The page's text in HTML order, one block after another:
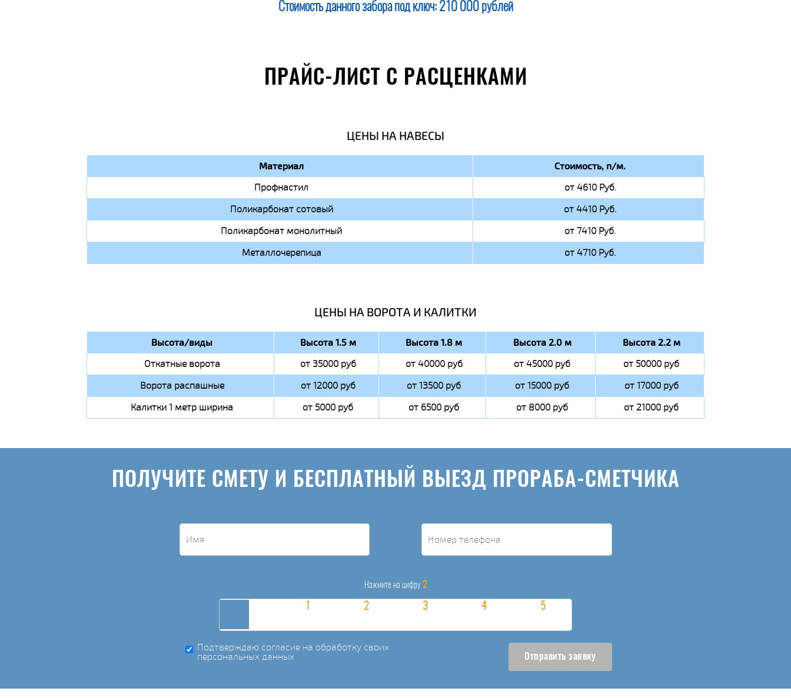
Стоимость данного забора под ключ: 210 000 рублей
ПРАЙС-ЛИСТ С РАСЦЕНКАМИ
ЦЕНЫ НА НАВЕСЫ
Материал Стоимость, п/м.
Профнастил
от 4610 Руб.
Поликарбонат сотовый
от 4410 Руб.
Поликарбонат монолитный
от 7410 Руб.
Металлочерепица
от 4710 Руб.
ЦЕНЫ НА ВОРОТА И КАЛИТКИ
Высота/виды Высота 1.5 м Высота 1.8 м Высота 2.0 м Высота 2.2 м
Откатные ворота от 35000 руб от 40000 руб от 45000 руб
от 50000 руб
Ворота распашные
от 12000 руб от 13500 руб от 15000 руб
от 17000 руб
Калитки 1 метр ширина
от 5000 руб от 6500 руб от 8000 руб от 21000 руб
ПОЛУЧИТЕ СМЕТУ И БЕСПЛАТНЫЙ ВЫЕЗД ПРОРАБА-СМЕТЧИКА
Нажмите на цифру 2
Подтверждаю согласие на обработку своих
персональных данных Отправить заявку